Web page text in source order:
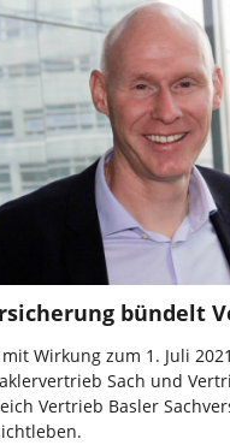
bündelt
Wirkung zum 1. Juli 2021
Sach und
Vertrieb Basler